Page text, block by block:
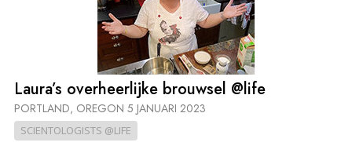
Laura’s overheerlijke brouwsel @life
PORTLAND, OREGON 5 JANUARI 2023
SCIENTOLOGISTS @LIFE